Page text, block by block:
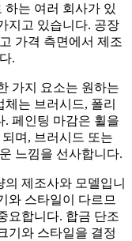
하는 여러 회사가 있
지고 있습니다. 공장
가격 측면에서 제조
.
가지 요소는 원하는
는 브러시드, 폴리
. 페인팅 마감은 휠을
며, 브러시드 또는
느낌을 선사합니다.
제조사와 모델입니
와 스타일이 다르므
요합니다. 합금 단조
기와 스타일을 결정